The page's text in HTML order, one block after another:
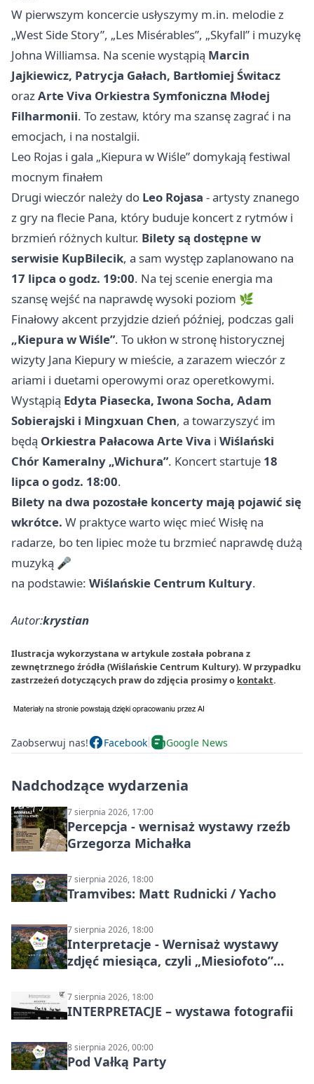
W pierwszym koncercie usłyszymy m.in. melodie z
„West Side Story”, „Les Misérables”, „Skyfall” i muzykę
Johna Williamsa. Na scenie wystąpią Marcin
Jajkiewicz, Patrycja Gałach, Bartłomiej Świtacz
orazArte Viva Orkiestra Symfoniczna Młodej
Filharmonii. To zestaw, który ma szansę zagrać i na
emocjach, i na nostalgii.
Leo Rojas i gala „Kiepura w Wiśle” domykają festiwal
mocnym finałem
Drugi wieczór należy do Leo Rojasa - artysty znanego
z gry na flecie Pana, który buduje koncert z rytmów i
brzmień różnych kultur. Bilety są dostępne w
serwisie KupBilecik, a sam występ zaplanowano na
17 lipca o godz. 19:00. Na tej scenie energia ma
szansę wejść na naprawdę wysoki poziom 🌿
Finałowy akcent przyjdzie dzień później, podczas gali
„Kiepura w Wiśle”. To ukłon w stronę historycznej
wizyty Jana Kiepury w mieście, a zarazem wieczór z
ariami i duetami operowymi oraz operetkowymi.
Wystąpią Edyta Piasecka, Iwona Socha, Adam
Sobierajski i Mingxuan Chen, a towarzyszyć im
będą Orkiestra Pałacowa Arte Viva i Wiślański
Chór Kameralny „Wichura”. Koncert startuje 18
lipca o godz. 18:00.
Bilety na dwa pozostałe koncerty mają pojawić się
wkrótce. W praktyce warto więc mieć Wisłę na
radarze, bo ten lipiec może tu brzmieć naprawdę dużą
muzyką 🎤
na podstawie: Wiślańskie Centrum Kultury.
Autor:krystian
Ilustracja wykorzystana w artykule została pobrana z
zewnętrznego źródła (Wiślańskie Centrum Kultury). W przypadku
zastrzeżeń dotyczących praw do zdjęcia prosimy o kontakt.
Zaobserwuj nas! Facebook Google News
Nadchodzące wydarzenia
7 sierpnia 2026, 17:00
Percepcja - wernisaż wystawy rzeźb
Grzegorza Michałka
7 sierpnia 2026, 18:00
Tramvibes: Matt Rudnicki / Yacho
7 sierpnia 2026, 18:00
Interpretacje - Wernisaż wystawy
zdjęć miesiąca, czyli „Miesiofoto”
Fotograficznego
7 sierpnia 2026, 18:00
INTERPRETACJE – wystawa fotografii
8 sierpnia 2026, 00:00
Pod Vałką Party